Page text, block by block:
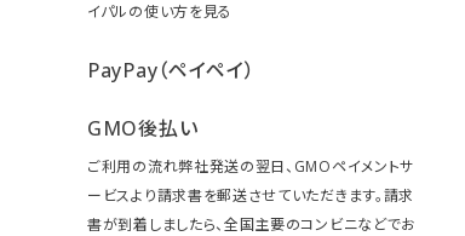
イパルの使い方を見る
PayPay（ペイペイ）
GMO後払い
ご利用の流れ弊社発送の翌日、GMOペイメントサ
ービスより請求書を郵送させていただきます。請求
書が到着しましたら、全国主要のコンビニなどでお